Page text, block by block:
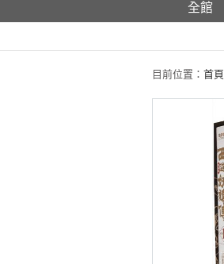
全館
目前位置： 首頁